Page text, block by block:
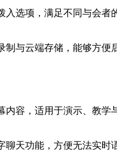
入选项，满足不同与会者
制与云端存储，能够方便
内容，适用于演示、教学
聊天功能，方便无法实时